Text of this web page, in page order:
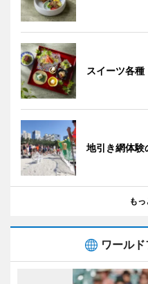
スイーツ各種
地引き網体験
も
ワール